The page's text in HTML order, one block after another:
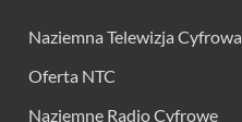
Naziemna Telewizja Cyfrowa
Oferta NTC
Naziemne Radio Cyfrowe